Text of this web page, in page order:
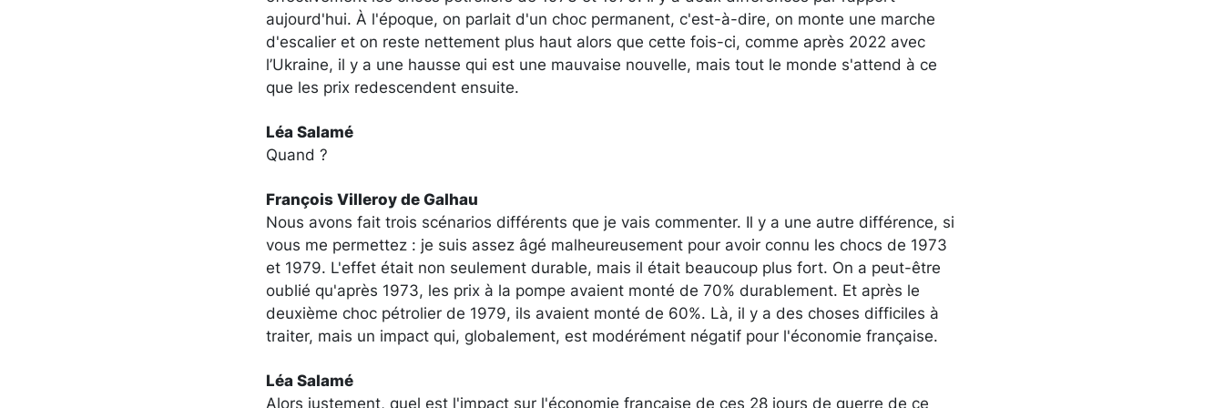
aujourd'hui. À l'époque, on parlait d'un choc permanent, c'est-à-dire, on monte une marche
d'escalier et on reste nettement plus haut alors que cette fois-ci, comme après 2022 avec
l’Ukraine, il y a une hausse qui est une mauvaise nouvelle, mais tout le monde s'attend à ce
que les prix redescendent ensuite.
Léa Salamé
Quand ?
François Villeroy de Galhau
Nous avons fait trois scénarios différents que je vais commenter. Il y a une autre différence, si
vous me permettez : je suis assez âgé malheureusement pour avoir connu les chocs de 1973
et 1979. L'effet était non seulement durable, mais il était beaucoup plus fort. On a peut-être
oublié qu'après 1973, les prix à la pompe avaient monté de 70% durablement. Et après le
deuxième choc pétrolier de 1979, ils avaient monté de 60%. Là, il y a des choses difficiles à
traiter, mais un impact qui, globalement, est modérément négatif pour l'économie française.
Léa Salamé
Alors justement, quel est l'impact sur l'économie française de ces 28 jours de guerre de ce